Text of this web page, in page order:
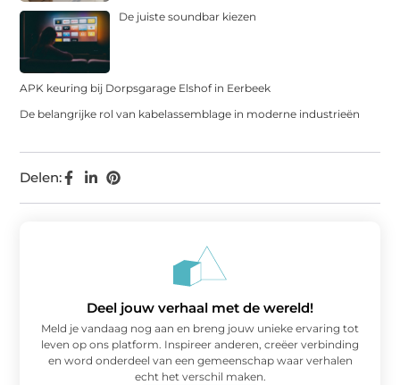
Delen:
De juiste soundbar kiezen
APK keuring bij Dorpsgarage Elshof in Eerbeek
De belangrijke rol van kabelassemblage in moderne industrieën
Deel jouw verhaal met de wereld!
Meld je vandaag nog aan en breng jouw unieke ervaring tot
leven op ons platform. Inspireer anderen, creëer verbinding
en word onderdeel van een gemeenschap waar verhalen
echt het verschil maken.